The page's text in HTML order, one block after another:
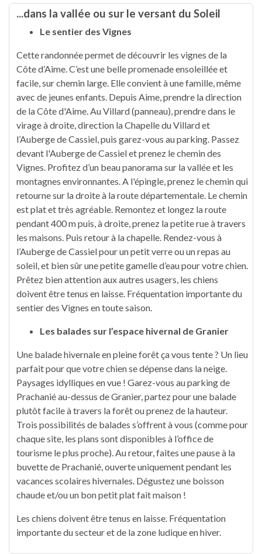
...dans la vallée ou sur le versant du Soleil
Le sentier des Vignes
Cette randonnée permet de découvrir les vignes de la
Côte d’Aime. C’est une belle promenade ensoleillée et
facile, sur chemin large. Elle convient à une famille, même
avec de jeunes enfants. Depuis Aime, prendre la direction
de la Côte d'Aime. Au Villard (panneau), prendre dans le
virage à droite, direction la Chapelle du Villard et
l’Auberge de Cassiel, puis garez-vous au parking. Passez
devant l'Auberge de Cassiel et prenez le chemin des
Vignes. Profitez d’un beau panorama sur la vallée et les
montagnes environnantes. A l'épingle, prenez le chemin qui
retourne sur la droite à la route départementale. Le chemin
est plat et très agréable. Remontez et longez la route
pendant 400 m puis, à droite, prenez la petite rue à travers
les maisons. Puis retour à la chapelle. Rendez-vous à
l’Auberge de Cassiel pour un petit verre ou un repas au
soleil, et bien sûr une petite gamelle d’eau pour votre chien.
Prêtez bien attention aux autres usagers, les chiens
doivent être tenus en laisse. Fréquentation importante du
sentier des Vignes en toute saison.
Les balades sur l’espace hivernal de Granier
Une balade hivernale en pleine forêt ça vous tente ? Un lieu
parfait pour que votre chien se dépense dans la neige.
Paysages idylliques en vue ! Garez-vous au parking de
Prachanié au-dessus de Granier, partez pour une balade
plutôt facile à travers la forêt ou prenez de la hauteur.
Trois possibilités de balades s’offrent à vous (comme pour
chaque site, les plans sont disponibles à l’office de
tourisme le plus proche). Au retour, faites une pause à la
buvette de Prachanié, ouverte uniquement pendant les
vacances scolaires hivernales. Dégustez une boisson
chaude et/ou un bon petit plat fait maison !
Les chiens doivent être tenus en laisse. Fréquentation
importante du secteur et de la zone ludique en hiver.